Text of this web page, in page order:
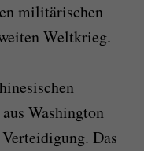
militärischen
Weltkrieg.
Washington
Das